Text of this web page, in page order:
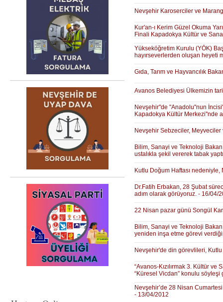
Nevşehir Karoserciler ve
Kur'an-ı Kerim Güzel Okuma
Finali Kapadokya Kültür ve
Yükseköğretim Kurulu (YÖK)
hayırseverlerden oluşan heyeti
Gıda, Tarım ve Hayvancılık
Avanos Belediyesi Ülkemizin
Nevşehir''de "Anadolu''nun
Kapadokya Kültür Merkezi''nde
Nevşehir Sebzeciler, Meyveciler
Bilim, Sanayi ve Teknoloji
ustalıkla şekil vererek tabak
Kutlu Doğum Haftası
Dr.Fatih Erbakan, 28 Şubat
adım olarak görüyoruz. - 16/04/
22 Nisan pazar günü Songül
Bilim, Sanayi ve Teknoloji
yeniden inşa etme görevi
Nevşehir'de din görevlileri, Kutlu
“Avanos-Kızılırmak 3. Kültür ve
“Küresel Vicdan” konulu
Nevşehir’de 28 Nisan
- 13/04/2012